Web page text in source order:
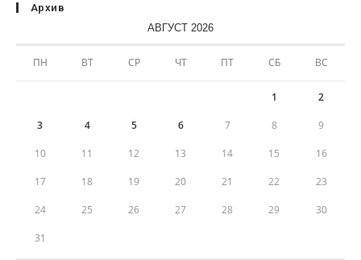
Архив
АВГУСТ 2026
ПН ВТ СР ЧТ ПТ СБ ВС
1 2
3 4 5 6 7 8 9
10 11 12 13 14 15 16
17 18 19 20 21 22 23
24 25 26 27 28 29 30
31